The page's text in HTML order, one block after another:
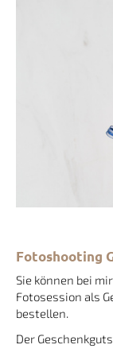
Fotoshooting
Sie können bei
Fotosession als
bestellen.
Der